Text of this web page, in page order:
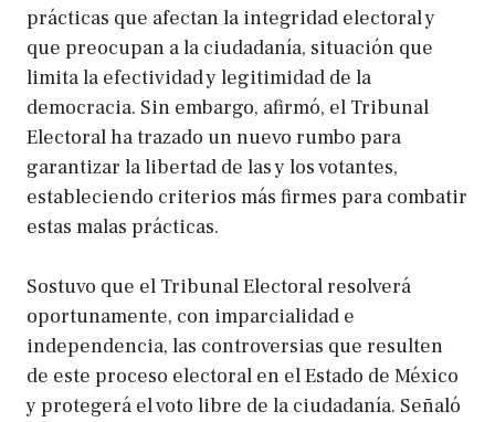
prácticas que afectan la integridad electoral y
que preocupan a la ciudadanía, situación que
limita la efectividad y legitimidad de la
democracia. Sin embargo, afirmó, el Tribunal
Electoral ha trazado un nuevo rumbo para
garantizar la libertad de las y los votantes,
estableciendo criterios más firmes para combatir
estas malas prácticas.
Sostuvo que el Tribunal Electoral resolverá
oportunamente, con imparcialidad e
independencia, las controversias que resulten
de este proceso electoral en el Estado de México
y protegerá el voto libre de la ciudadanía. Señaló